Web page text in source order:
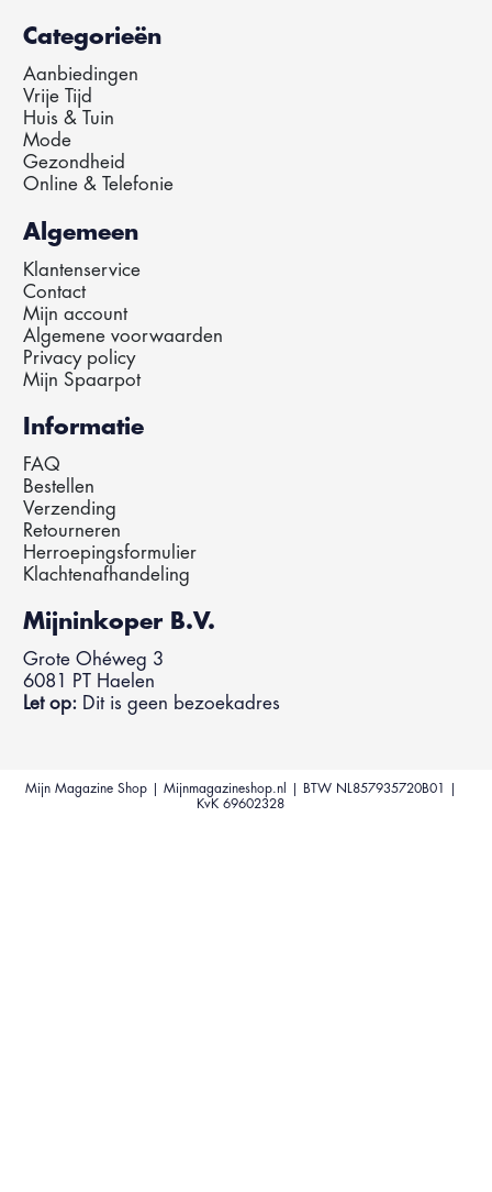
Categorieën
Aanbiedingen
Vrije Tijd
Huis & Tuin
Mode
Gezondheid
Online & Telefonie
Algemeen
Klantenservice
Contact
Mijn account
Algemene voorwaarden
Privacy policy
Mijn Spaarpot
Informatie
FAQ
Bestellen
Verzending
Retourneren
Herroepingsformulier
Klachtenafhandeling
Mijninkoper B.V.
Grote Ohéweg 3
6081 PT Haelen
Let op: Dit is geen bezoekadres
Mijn Magazine Shop | Mijnmagazineshop.nl | BTW NL857935720B01 |
KvK 69602328